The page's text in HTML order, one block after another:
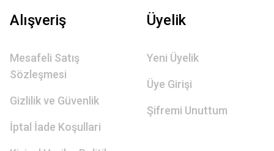
Alışveriş
Mesafeli Satış
Sözleşmesi
Gizlilik ve Güvenlik
İptal İade Koşullari
Üyelik
Yeni Üyelik
Üye Girişi
Şifremi Unuttum